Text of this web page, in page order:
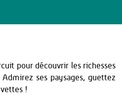
pour découvrir les richesses
ses paysages, guettez
!